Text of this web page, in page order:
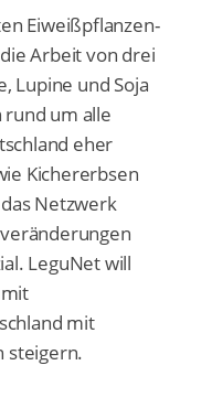
Eiweißpflanzen­
Arbeit von drei
Lupine und Soja
um alle
eher
Kichererbsen
Netzwerk
LeguNet will
mit
steigern.